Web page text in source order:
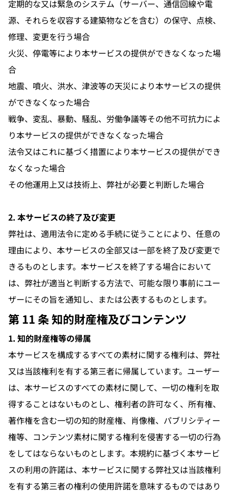
定期的な又は緊急のシステム（サーバー、通信回線や電
源、それらを収容する建築物などを含む）の保守、点検、
修理、変更を行う場合
火災、停電等により本サービスの提供ができなくなった場
合
地震、噴火、洪水、津波等の天災により本サービスの提供
ができなくなった場合
戦争、変乱、暴動、騒乱、労働争議等その他不可抗力によ
り本サービスの提供ができなくなった場合
法令又はこれに基づく措置により本サービスの提供ができ
なくなった場合
その他運用上又は技術上、弊社が必要と判断した場合
2. 本サービスの終了及び変更
弊社は、適用法令に定める手続に従うことにより、任意の
理由により、本サービスの全部又は一部を終了及び変更で
きるものとします。本サービスを終了する場合において
は、弊社が適当と判断する方法で、可能な限り事前にユー
ザーにその旨を通知し、または公表するものとします。
第 11 条 知的財産権及びコンテンツ
1. 知的財産権等の帰属
本サービスを構成するすべての素材に関する権利は、弊社
又は当該権利を有する第三者に帰属しています。ユーザー
は、本サービスのすべての素材に関して、一切の権利を取
得することはないものとし、権利者の許可なく、所有権、
著作権を含む一切の知的財産権、肖像権、パブリシティー
権等、コンテンツ素材に関する権利を侵害する一切の行為
をしてはならないものとします。本規約に基づく本サービ
スの利用の許諾は、本サービスに関する弊社又は当該権利
を有する第三者の権利の使用許諾を意味するものではあり